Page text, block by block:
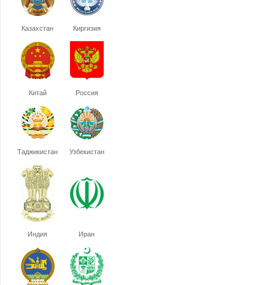
Казахстан Киргизия
Китай Россия
Таджикистан Узбекистан
Индия Иран